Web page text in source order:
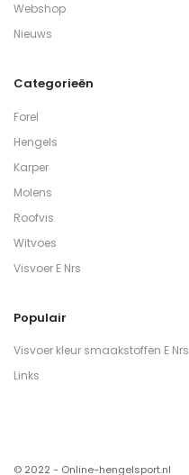
Webshop
Nieuws
Categorieën
Forel
Hengels
Karper
Molens
Roofvis
Witvoes
Visvoer E Nrs
Populair
Visvoer kleur smaakstoffen E Nrs
Links
© 2022 - Online-hengelsport.nl